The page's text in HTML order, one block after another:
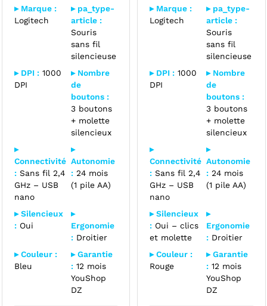
▸ Marque :
Logitech
▸ pa_type-
article :
Souris
sans fil
silencieuse
▸ DPI :1000
DPI
▸ Nombre
de
boutons :
3 boutons
+ molette
silencieux
▸
Connectivité
:Sans fil 2,4
GHz – USB
nano
▸
Autonomie
:24 mois
(1 pile AA)
▸ Silencieux
:Oui
▸
Ergonomie
:Droitier
▸ Couleur :
Bleu
▸ Garantie
:12 mois
YouShop
DZ
▸ Marque :
Logitech
▸ pa_type-
article :
Souris
sans fil
silencieuse
▸ DPI : 1000
DPI
▸ Nombre
de
boutons :
3 boutons
+ molette
silencieux
▸
Connectivité
: Sans fil 2,4
GHz – USB
nano
▸
Autonomie
: 24 mois
(1 pile AA)
▸ Silencieux
: Oui – clics
et molette
▸
Ergonomie
: Droitier
▸ Couleur :
Rouge
▸ Garantie
: 12 mois
YouShop
DZ